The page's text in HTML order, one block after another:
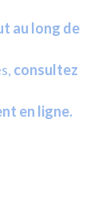
au long de
consultez
en ligne.